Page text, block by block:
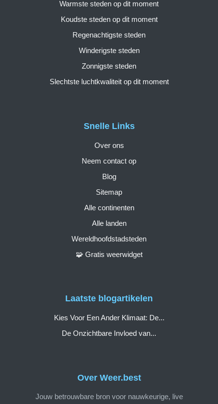
Over Weer.best
Jouw betrouwbare bron voor nauwkeurige, live
Snelle Links
Over ons
Neem contact op
Blog
Sitemap
Alle continenten
Alle landen
Wereldhoofdstadsteden
🧩 Gratis weerwidget
Warmste steden op dit moment
Koudste steden op dit moment
Regenachtigste steden
Winderigste steden
Zonnigste steden
Slechtste luchtkwaliteit op dit moment
Laatste blogartikelen
Kies Voor Een Ander Klimaat: De...
De Onzichtbare Invloed van...